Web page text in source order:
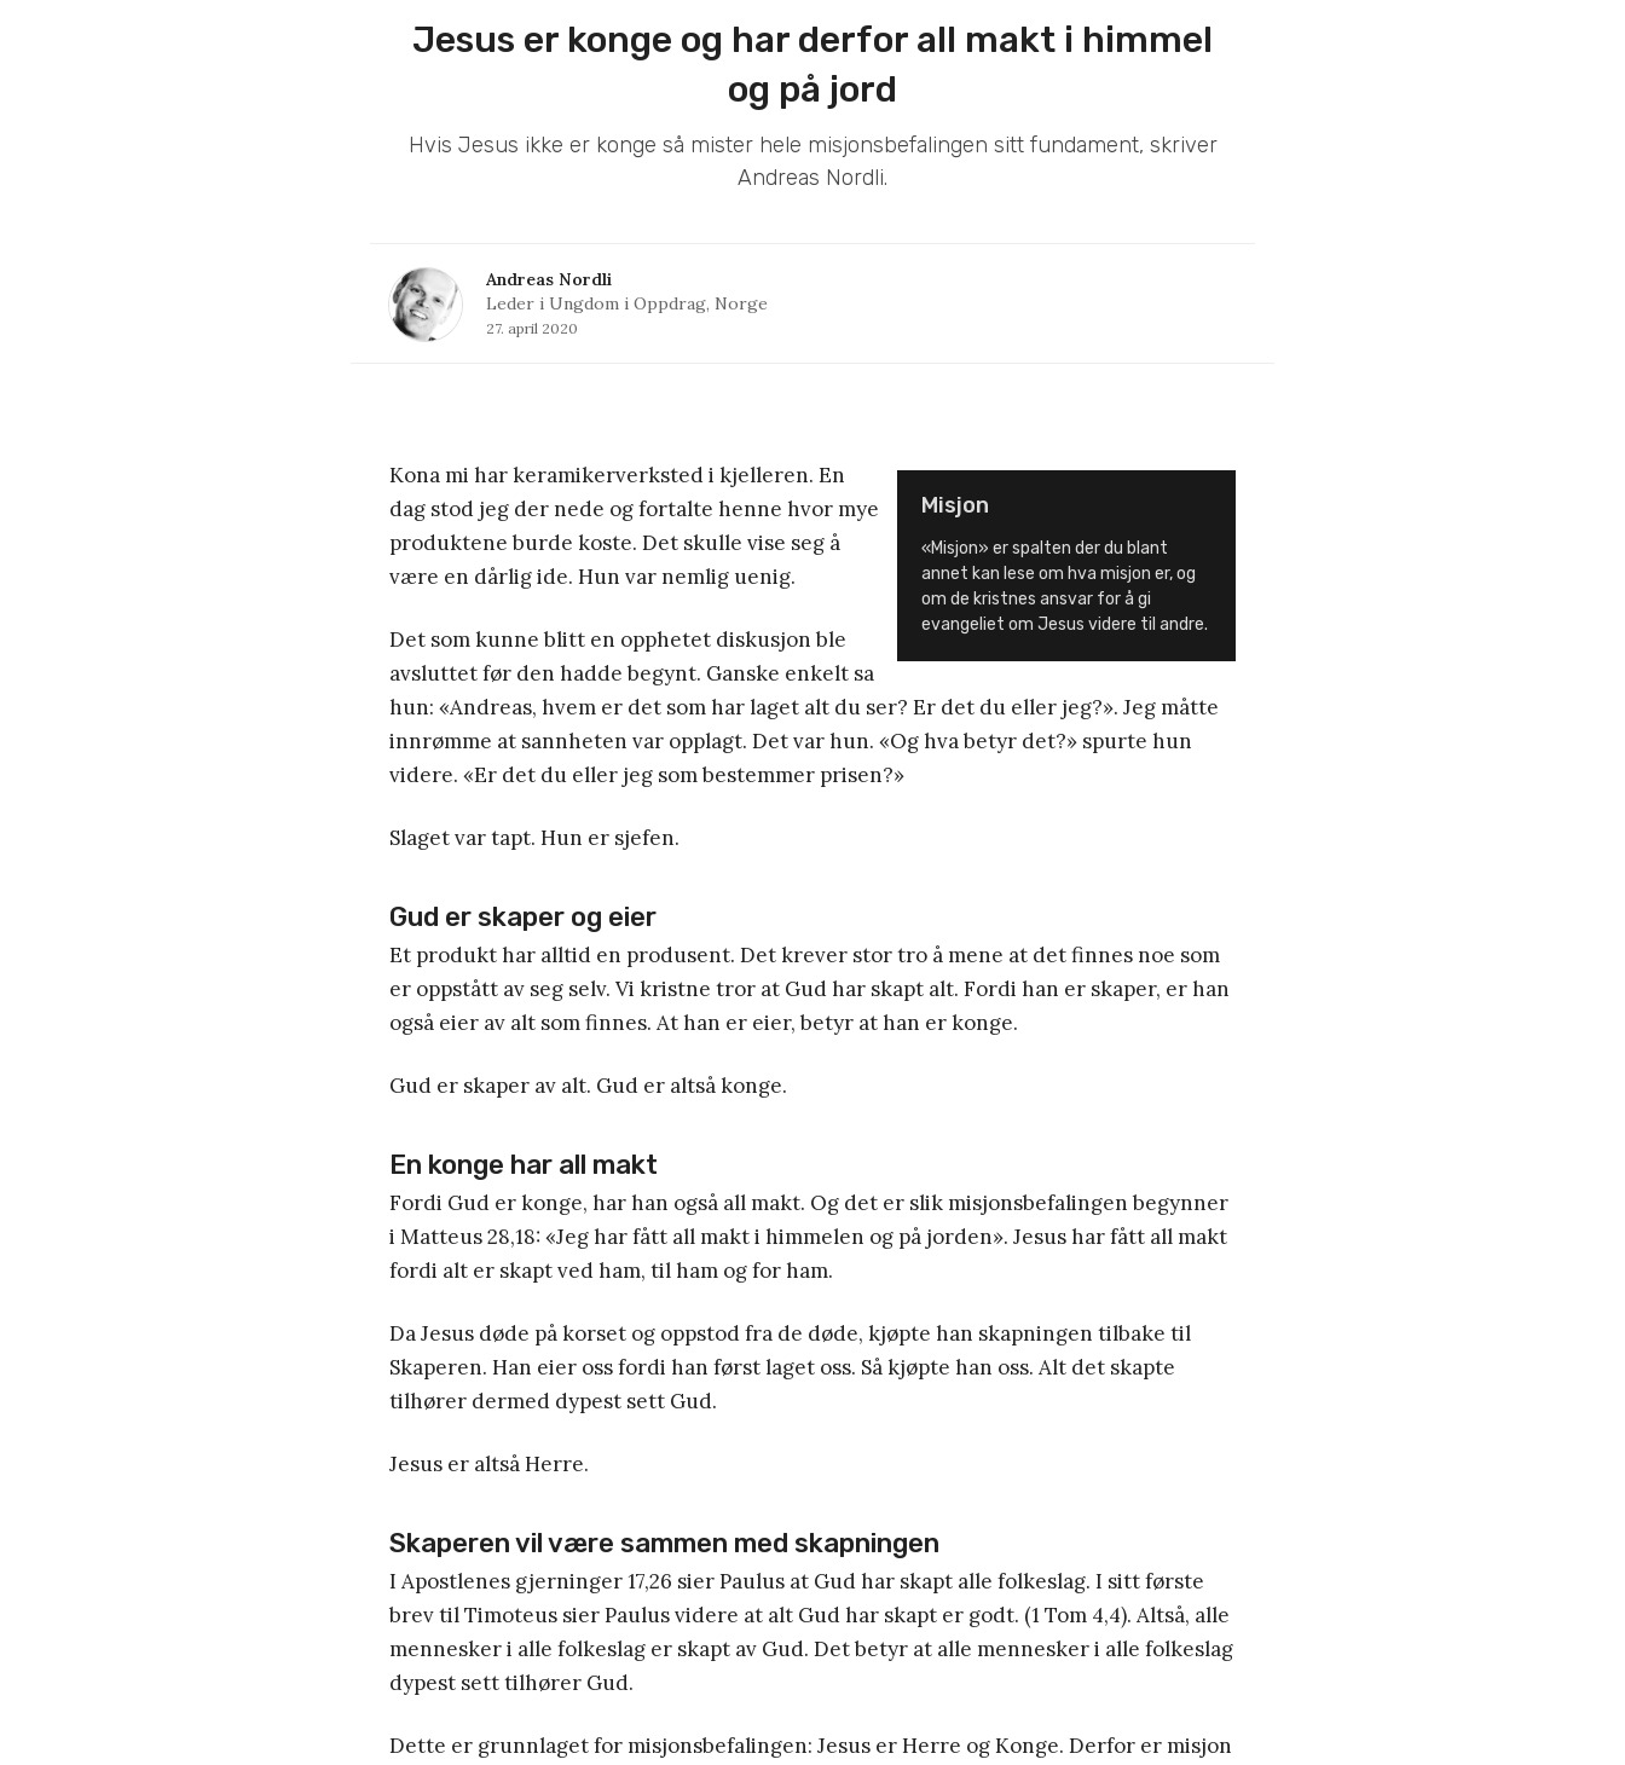
Jesus er konge og har derfor all makt i himmel
og på jord
Hvis Jesus ikke er konge så mister hele misjonsbefalingen sitt fundament, skriver
Andreas Nordli.
Andreas Nordli
Leder i Ungdom i Oppdrag, Norge
27. april 2020
Misjon
«Misjon» er spalten der du blant
annet kan lese om hva misjon er, og
om de kristnes ansvar for å gi
evangeliet om Jesus videre til andre.
Kona mi har keramikerverksted i kjelleren. En
dag stod jeg der nede og fortalte henne hvor mye
produktene burde koste. Det skulle vise seg å
være en dårlig ide. Hun var nemlig uenig.
Det som kunne blitt en opphetet diskusjon ble
avsluttet før den hadde begynt. Ganske enkelt sa
hun: «Andreas, hvem er det som har laget alt du ser? Er det du eller jeg?». Jeg måtte
innrømme at sannheten var opplagt. Det var hun. «Og hva betyr det?» spurte hun
videre. «Er det du eller jeg som bestemmer prisen?»
Slaget var tapt. Hun er sjefen.
Gud er skaper og eier
Et produkt har alltid en produsent. Det krever stor tro å mene at det finnes noe som
er oppstått av seg selv. Vi kristne tror at Gud har skapt alt. Fordi han er skaper, er han
også eier av alt som finnes. At han er eier, betyr at han er konge.
Gud er skaper av alt. Gud er altså konge.
En konge har all makt
Fordi Gud er konge, har han også all makt. Og det er slik misjonsbefalingen begynner
i Matteus 28,18: «Jeg har fått all makt i himmelen og på jorden». Jesus har fått all makt
fordi alt er skapt ved ham, til ham og for ham.
Da Jesus døde på korset og oppstod fra de døde, kjøpte han skapningen tilbake til
Skaperen. Han eier oss fordi han først laget oss. Så kjøpte han oss. Alt det skapte
tilhører dermed dypest sett Gud.
Jesus er altså Herre.
Skaperen vil være sammen med skapningen
I Apostlenes gjerninger 17,26 sier Paulus at Gud har skapt alle folkeslag. I sitt første
brev til Timoteus sier Paulus videre at alt Gud har skapt er godt. (1 Tom 4,4). Altså, alle
mennesker i alle folkeslag er skapt av Gud. Det betyr at alle mennesker i alle folkeslag
dypest sett tilhører Gud.
Dette er grunnlaget for misjonsbefalingen: Jesus er Herre og Konge. Derfor er misjon